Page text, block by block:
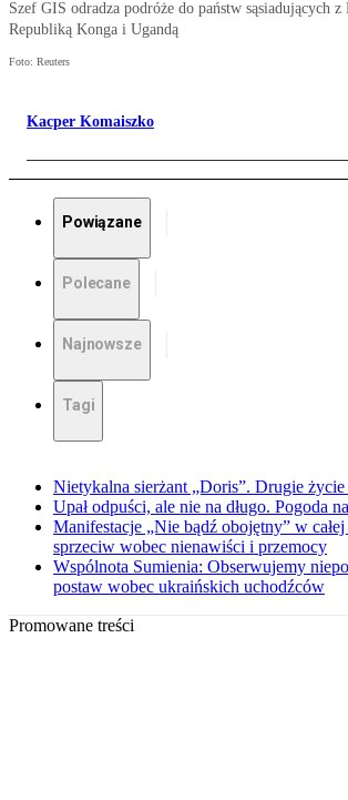
Szef GIS odradza podróże do państw sąsiadujących z
Republiką Konga i Ugandą
Foto: Reuters
Kacper Komaiszko
Powiązane
Polecane
Najnowsze
Tagi
Nietykalna sierżant „Doris”. Drugie
Upał odpuści, ale nie na długo. Pogoda
Manifestacje „Nie bądź obojętny” w
sprzeciw wobec nienawiści i przemocy
Wspólnota Sumienia: Obserwujemy
postaw wobec ukraińskich uchodźców
Promowane treści